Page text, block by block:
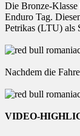
Die Bronze-Klasse
Enduro Tag.
Petrikas (LTU) als
Nachdem die
VIDEO-